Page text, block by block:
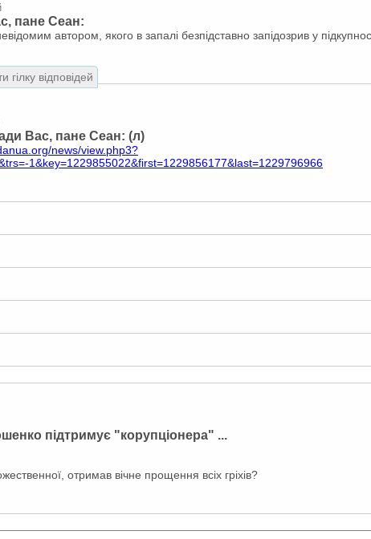
пане Сеан:
автором, якого в запалі безпідставно запідозрив у
гілку відповідей
Вас, пане Сеан: (л)
news/view.php3?
1&key=1229855022&first=1229856177&last=1229796966
підтримує "корупціонера" ...
отримав вічне прощення всіх гріхів?